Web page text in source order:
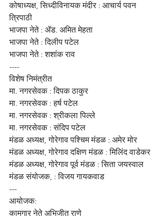
कोषाध्यक्ष, सिध्दीविनायक मंदीर : आचार्य पवन
त्रिपाठी
भाजपा नेते : ॲड. अमित मेहता
भाजपा नेते : दिलीप पटेल
भाजपा नेते : शशांक राव
----
विशेष निमंत्रीत
मा. नगरसेवक : दिपक ठाकुर
मा. नगरसेवक : हर्ष पटेल
मा. नगरसेवक : श्रीकला पिल्ले
मा. नगरसेवक : संदिप पटेल
मंडळ अध्यक्ष, गोरेगाव पश्चिम मंडळ : अमेर मोर
मंडळ अध्यक्ष, गोरेगाव दक्षिण मंडळ : मिलिंद वाडेकर
मंडळ अध्यक्ष, गोरेगाव पूर्व मंडळ : सिता जयस्वाल
मंडळ संयोजक, : विजय गायकवाड
---
आयोजक:
कामगार नेते अभिजीत राणे